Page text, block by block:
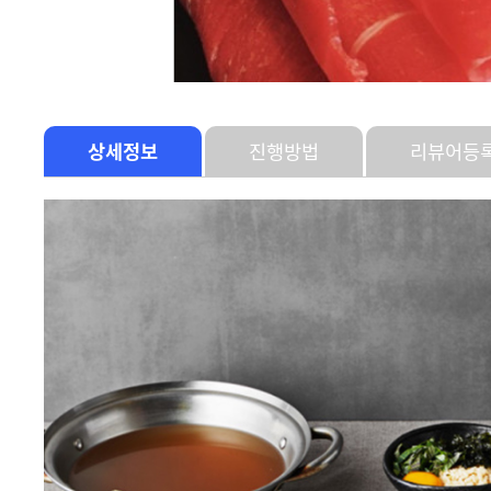
상세정보 진행방법 리뷰어등